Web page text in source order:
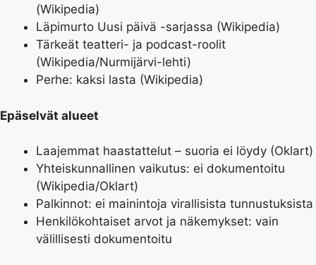
(Wikipedia)
Läpimurto Uusi päivä -sarjassa (Wikipedia)
Tärkeät teatteri- ja podcast-roolit
(Wikipedia/Nurmijärvi-lehti)
Perhe: kaksi lasta (Wikipedia)
Epäselvät alueet
Laajemmat haastattelut – suoria ei löydy (Oklart)
Yhteiskunnallinen vaikutus: ei dokumentoitu
(Wikipedia/Oklart)
Palkinnot: ei mainintoja virallisista tunnustuksista
Henkilökohtaiset arvot ja näkemykset: vain
välillisesti dokumentoitu